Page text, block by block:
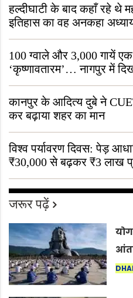
हल्दीघाटी के बाद कहाँ रहे थे
इतिहास का वह अनकहा
जीवित है
100 ग्वाले और 3,000 गायें
‘कृष्णावतारम’… नागपुर में
“ऐसा तो सिर्फ़ कृष्ण ही कर
कानपुर के आदित्य दुबे ने
कर बढ़ाया शहर का मान
विश्व पर्यावरण दिवस: पेड़
₹30,000 से बढ़कर ₹3 लाख
जरूर पढ़ें